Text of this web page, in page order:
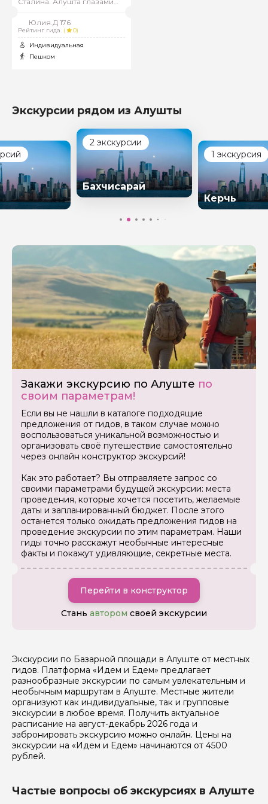
Юлия.Д 176
Рейтинг гида (
0)
Индивидуальная
Пешком
Экскурсии рядом из Алушты
2 экскурсии
Бахчисарай
1 экскурсия
Керчь
Закажи экскурсию по Алуште по
своим параметрам!
Если вы не нашли в каталоге подходящие
предложения от гидов, в таком случае можно
воспользоваться уникальной возможностью и
организовать своё путешествие самостоятельно
через онлайн конструктор экскурсий!
Как это работает? Вы отправляете запрос со
своими параметрами будущей экскурсии: места
проведения, которые хочется посетить, желаемые
даты и запланированный бюджет. После этого
останется только ожидать предложения гидов на
проведение экскурсии по этим параметрам. Наши
гиды точно расскажут необычные интересные
факты и покажут удивляющие, секретные места.
Перейти в конструктор
Стань автором своей экскурсии
Экскурсии по Базарной площади в Алуште от местных
гидов. Платформа «Идем и Едем» предлагает
разнообразные экскурсии по самым увлекательным и
необычным маршрутам в Алуште. Местные жители
организуют как индивидуальные, так и групповые
экскурсии в любое время. Получить актуальное
расписание на август-декабрь 2026 года и
забронировать экскурсию можно онлайн. Цены на
экскурсии на «Идем и Едем» начинаются от 4500
рублей.
Частые вопросы об экскурсиях в Алуште
Задайте свой вопрос гиду
Как вас зовут
Ваша электронная почта
Ваш номер телефона
Вопросы и комментарии
Если у вас есть интересующие вопросы, можете их
Я даю своё согласие на обработку персональных
Отправить